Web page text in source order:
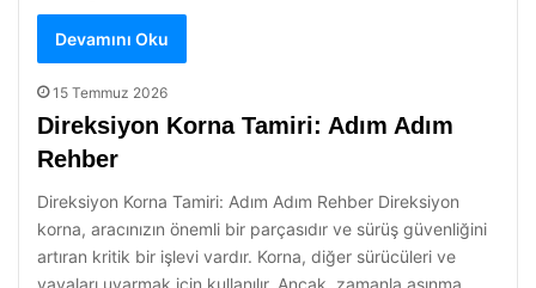
Devamını Oku
15 Temmuz 2026
Direksiyon Korna Tamiri: Adım Adım
Rehber
Direksiyon Korna Tamiri: Adım Adım Rehber Direksiyon
korna, aracınızın önemli bir parçasıdır ve sürüş güvenliğini
artıran kritik bir işlevi vardır. Korna, diğer sürücüleri ve
yayaları uyarmak için kullanılır. Ancak, zamanla aşınma,